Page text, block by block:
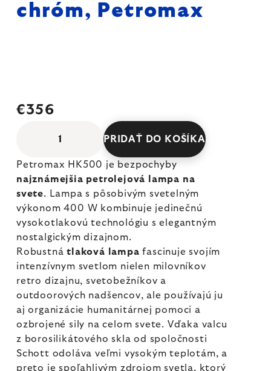
chróm, Petromax
€356
PRIDAŤ DO KOŠÍKA
Petromax HK500 je bezpochyby
najznámejšia petrolejová lampa na
svete. Lampa s pôsobivým svetelným
výkonom 400 W kombinuje jedinečnú
vysokotlakovú technológiu s elegantným
nostalgickým dizajnom.
Robustnátlaková lampa fascinuje svojím
intenzívnym svetlom nielen milovníkov
retro dizajnu, svetobežníkov a
outdoorových nadšencov, ale používajú ju
aj organizácie humanitárnej pomoci a
ozbrojené sily na celom svete. Vďaka valcu
z borosilikátového skla od spoločnosti
Schott odoláva veľmi vysokým teplotám, a
preto je spoľahlivým zdrojom svetla, ktorý